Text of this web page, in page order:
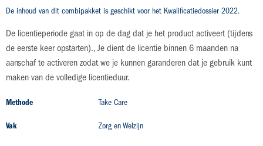
De inhoud van dit combipakket is geschikt voor het Kwalificatiedossier 2022.
De licentieperiode gaat in op de dag dat je het product activeert (tijdens
de eerste keer opstarten)., Je dient de licentie binnen 6 maanden na
aanschaf te activeren zodat we je kunnen garanderen dat je gebruik kunt
maken van de volledige licentieduur.
Methode Take Care
Vak Zorg en Welzijn